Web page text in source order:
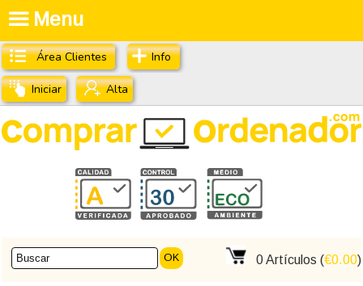
Área Clientes Info
Iniciar Alta
OK 0Artículos (€0.00)
Menu